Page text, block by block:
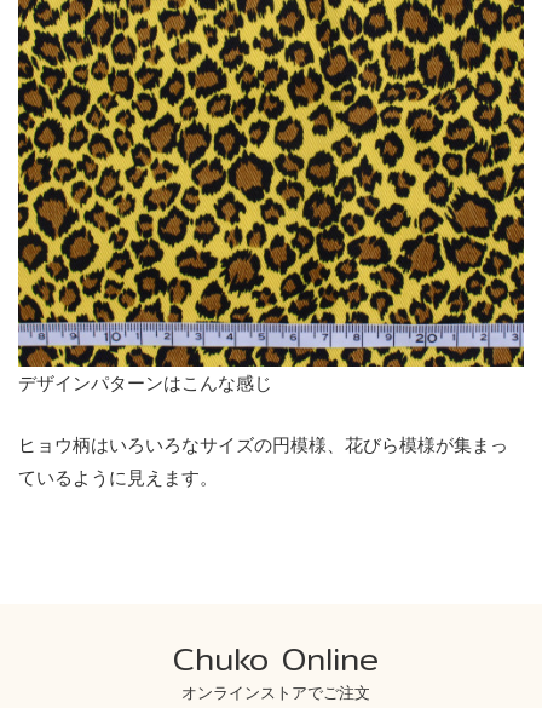
デザインパターンはこんな感じ
ヒョウ柄はいろいろなサイズの円模様、花びら模様が集まっ
ているように見えます。
Chuko Online
オンラインストアでご注文